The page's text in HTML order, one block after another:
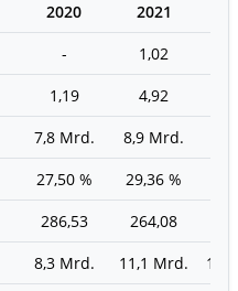
2020 2021
- 1,02
1,19 4,92
7,8 Mrd. 8,9 Mrd.
27,50 % 29,36 %
286,53 264,08
8,3 Mrd. 11,1 Mrd.